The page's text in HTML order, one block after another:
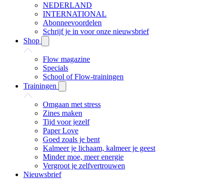
NEDERLAND
INTERNATIONAL
Abonneevoordelen
Schrijf je in voor onze nieuwsbrief
Shop
Flow magazine
Specials
School of Flow-trainingen
Trainingen
Omgaan met stress
Zines maken
Tijd voor jezelf
Paper Love
Goed zoals je bent
Kalmeer je lichaam, kalmeer je geest
Minder moe, meer energie
Vergroot je zelfvertrouwen
Nieuwsbrief